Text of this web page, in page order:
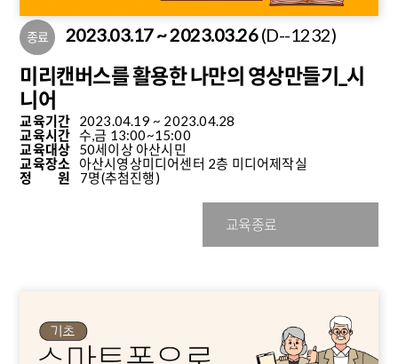
종료 2023.03.17 ~ 2023.03.26(D--1232)
미리캔버스를 활용한 나만의 영상만들기_시
니어
교육기간 2023.04.19 ~ 2023.04.28
교육시간 수,금 13:00~15:00
교육대상 50세이상 아산시민
교육장소 아산시영상미디어센터 2층 미디어제작실
정 원
7명(추첨진행)
교육종료